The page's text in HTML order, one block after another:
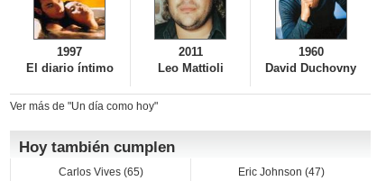
1997
El diario íntimo
2011
Leo Mattioli
1960
David Duchovny
Ver más de "Un día como hoy"
Hoy también cumplen
Carlos Vives (65)
Eric Johnson (47)